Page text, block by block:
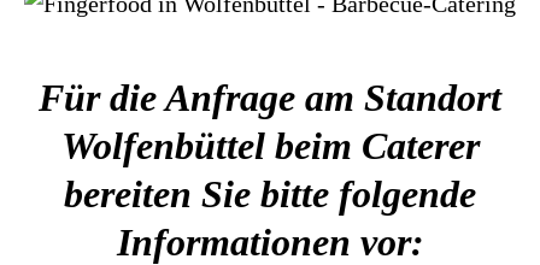
Für die Anfrage am Standort
Wolfenbüttel beim Caterer
bereiten Sie bitte folgende
Informationen vor: